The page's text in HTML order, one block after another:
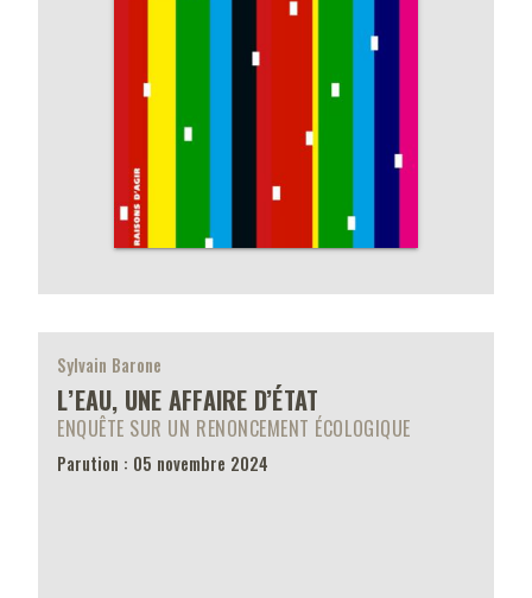
Sylvain Barone
L’EAU, UNE AFFAIRE D’ÉTAT
ENQUÊTE SUR UN RENONCEMENT ÉCOLOGIQUE
Parution : 05 novembre 2024